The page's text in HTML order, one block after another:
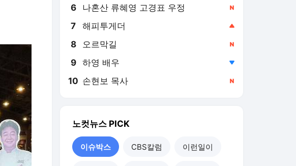
6 나혼산 류혜영 고경표 우정
7 해피투게더
8 오르막길
9 하영 배우
10 손현보 목사
노컷뉴스 PICK
이슈박스 CBS칼럼 이런일이